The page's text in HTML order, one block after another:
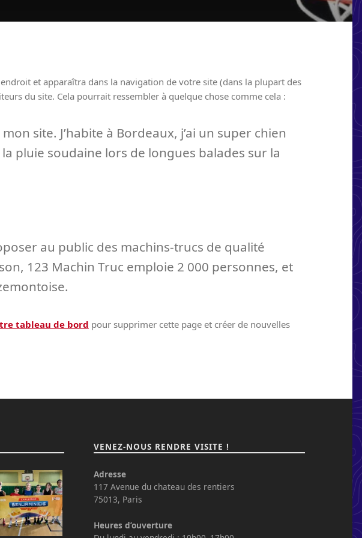
endroit et apparaîtra dans la navigation de votre site (dans la plupart des
du site. Cela pourrait ressembler à quelque chose comme cela :
site. J’habite à Bordeaux, j’ai un super chien
pluie soudaine lors de longues balades sur la
au public des machins-trucs de qualité
123 Machin Truc emploie 2 000 personnes, et
tableau de bord pour supprimer cette page et créer de nouvelles
VENEZ-NOUS RENDRE VISITE !
Adresse
117 Avenue du chateau des rentiers
75013, Paris
Heures d’ouverture